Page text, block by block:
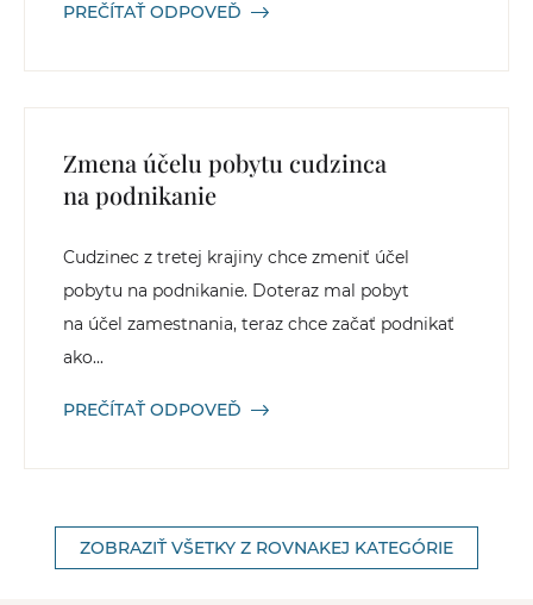
PREČÍTAŤ ODPOVEĎ
Zmena účelu pobytu cudzinca
na podnikanie
Cudzinec z tretej krajiny chce zmeniť účel
pobytu na podnikanie. Doteraz mal pobyt
na účel zamestnania, teraz chce začať podnikať
ako...
PREČÍTAŤ ODPOVEĎ
ZOBRAZIŤ VŠETKY Z ROVNAKEJ KATEGÓRIE